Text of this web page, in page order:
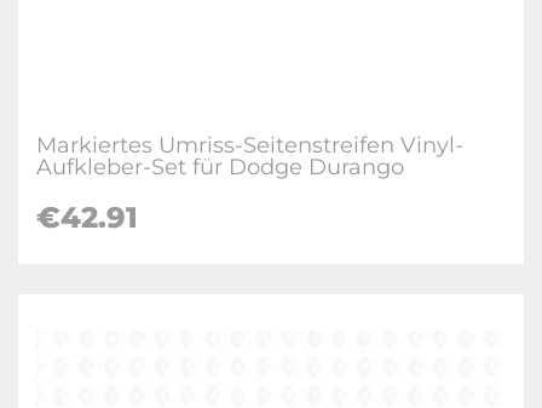
Markiertes Umriss-Seitenstreifen Vinyl-
Aufkleber-Set für Dodge Durango
€42.91